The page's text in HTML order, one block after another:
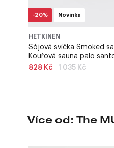
-20% Novinka
HETKINEN
Sójová svíčka Smoked
Kouřová sauna palo
828 Kč
Běžná
1 035 Kč
Více od: The